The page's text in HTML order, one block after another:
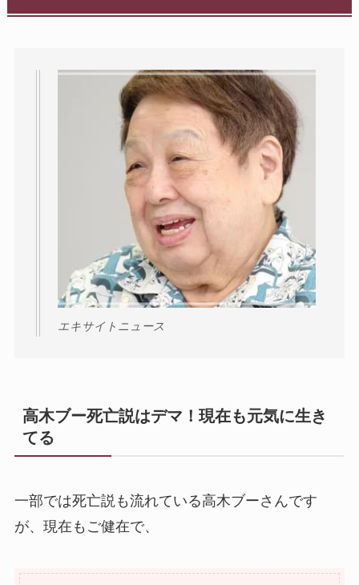
エキサイトニュース
高木ブー死亡説はデマ！現在も元気に生き
てる
一部では死亡説も流れている高木ブーさんです
が、現在もご健在で、